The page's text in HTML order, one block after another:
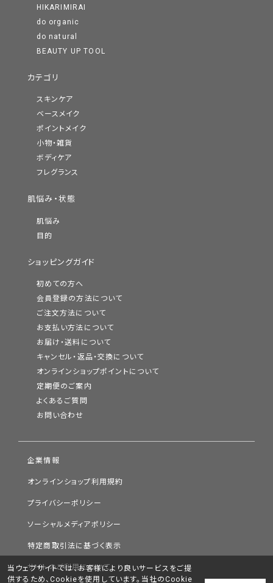
HIKARIMIRAI
do organic
do natural
BEAUTY UP TOOL
カテゴリ
スキンケア
ベースメイク
ポイントメイク
小物・雑貨
ボディケア
フレグランス
肌悩み・状態
肌悩み
目的
ショッピングガイド
初めての方へ
会員登録の方法について
ご注文方法について
お支払い方法について
お届け・送料について
キャンセル・返品・交換について
オンラインショップポイントについて
定期便のご案内
よくあるご質問
お問い合わせ
企業情報
オンラインショップ利用規約
プライバシーポリシー
ソーシャルメディアポリシー
特定商取引法に基づく表示
サイトのご利用について
当ウェブサイトでは、お客様により良いサービスをご提
供するため、Cookieを使用しています。当社のCookie